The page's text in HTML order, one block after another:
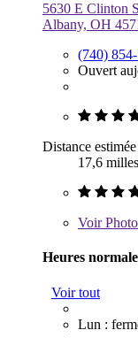
5630 E Clinton
Albany, OH
(740)
Ouvert
Distance estimée
17,6 milles
Voir
Heures
Voir tout
Lun :